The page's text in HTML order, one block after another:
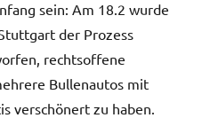
sein: Am 18.2 wurde
der Prozess
rechtsoffene
Bullenautos mit
verschönert zu haben.